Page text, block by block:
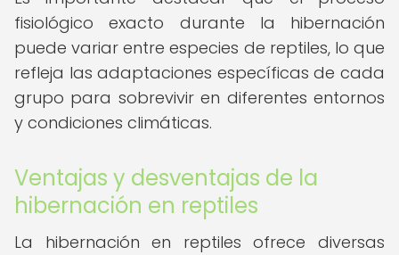
fisiológico exacto durante la hibernación
puede variar entre especies de reptiles, lo que
refleja las adaptaciones específicas de cada
grupo para sobrevivir en diferentes entornos
y condiciones climáticas.
Ventajas y desventajas de la
hibernación en reptiles
La hibernación en reptiles ofrece diversas